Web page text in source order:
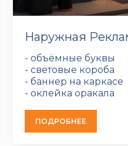
Наружная
- объёмные буквы
- световые короба
- баннер на каркасе
- оклейка оракала
ПОДРОБНЕЕ